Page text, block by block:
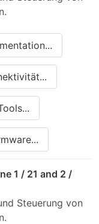
1 / 21 and 2 /
Steuerung von